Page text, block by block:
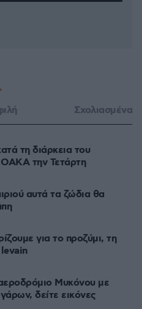
Σχολιασμένα
τη διάρκεια του
την Τετάρτη
αυτά τα ζώδια θα
για το προζύμι, τη
Μυκόνου με
δείτε εικόνες